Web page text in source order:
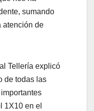
sumando
atención de
Tellería explicó
de todas las
1X10 en el